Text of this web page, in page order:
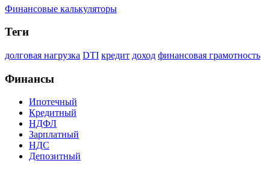
Финансовые калькуляторы
Теги
долговая нагрузка DTI кредит доход финансовая грамотность
Финансы
Ипотечный
Кредитный
НДФЛ
Зарплатный
НДС
Депозитный